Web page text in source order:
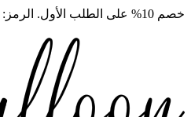
خصم 10% على الطلب الأول. الرمز: